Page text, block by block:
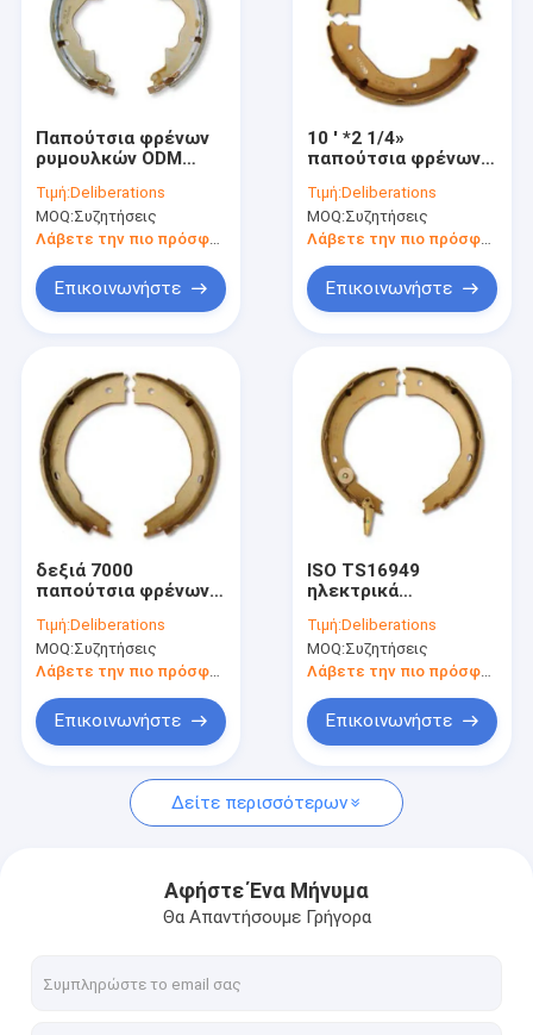
Προϊόντα
Εμφάνιση VR
Σχετικά με εμάς
Ποιοτικός έλεγχος
επαφή
Νέα
Όλες οι περιπτώσεις
Υδραυλικά φρένα ρυμουλκών
Τύμπανο φρένων ρυμουλκών
Παπούτσια φρένων
ρυμουλκών ODM
Alko παπούτσια
φρένων 10 ιντσών
Τιμή:Deliberations
MOQ:Συζητήσεις
Λάβετε την πιο πρόσφατη τιμή
Επικοινωνήστε
10 ' *2 1/4»
παπούτσια φρένων
ηλεκτρικά 3500
παπούτσια φρένων
αξόνων ρυμουλκών
Τιμή:Deliberations
MOQ:Συζητήσεις
Λάβετε την πιο πρόσφατη τιμή
Επικοινωνήστε
δεξιά 7000
παπούτσια φρένων
αντικατάστασης
παπουτσιών φρένων
ρυμουλκών 12V 12 X
Τιμή:Deliberations
MOQ:Συζητήσεις
Λάβετε την πιο πρόσφατη τιμή
Επικοινωνήστε
ISO TS16949
ηλεκτρικά
ρυμουλκών 12
ιντσών B12EA B12EP
Τιμή:Deliberations
MOQ:Συζητήσεις
Λάβετε την πιο πρόσφατη τιμή
Επικοινωνήστε
Δείτε περισσότερων
Αφήστε Ένα Μήνυμα
Θα Απαντήσουμε Γρήγορα